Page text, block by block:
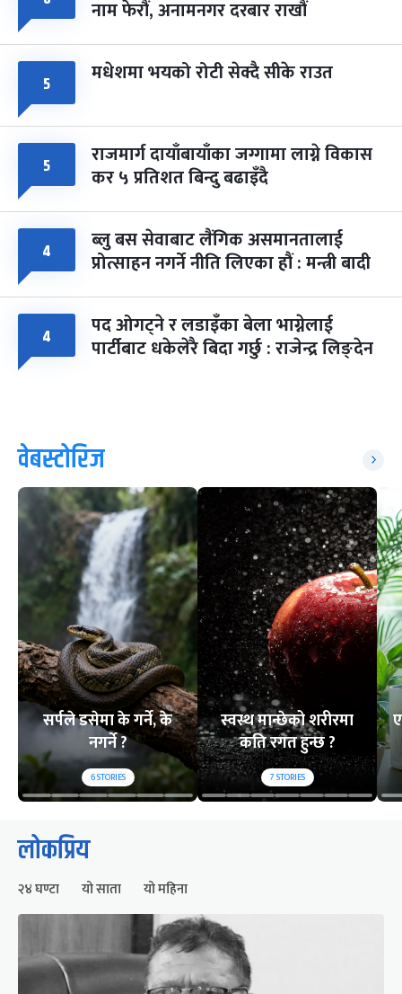
नाम फेरौं, अनामनगर दरबार राखौं
५ मधेशमा भयको रोटी सेक्दै सीके राउत
५ राजमार्ग दायाँबायाँका जग्गामा लाग्ने विकास
कर ५ प्रतिशत बिन्दु बढाइँदै
४ ब्लु बस सेवाबाट लैंगिक असमानतालाई
प्रोत्साहन नगर्ने नीति लिएका हौं : मन्त्री बादी
४ पद ओगट्ने र लडाइँका बेला भाग्नेलाई
पार्टीबाट धकेलेरै बिदा गर्छु : राजेन्द्र लिङ्देन
वेबस्टोरिज
सर्पले डसेमा के गर्ने, के
नगर्ने ?
6STORIES
स्वस्थ मान्छेको शरीरमा
कति रगत हुन्छ ?
7STORIES
लोकप्रिय
२४ घण्टा यो साता यो महिना